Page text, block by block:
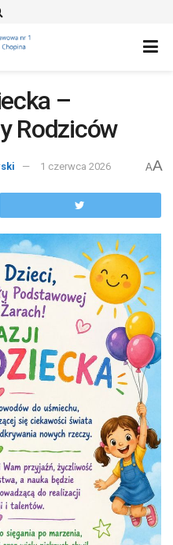
–
Rodziców
1 czerwca 2026 AA